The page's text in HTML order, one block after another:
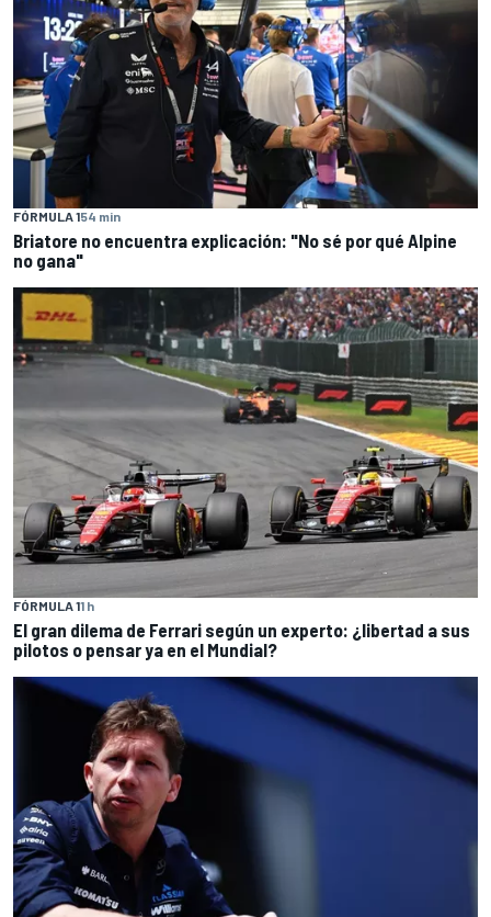
FÓRMULA 154 min
Briatore no encuentra explicación: "No sé por qué Alpine
no gana"
FÓRMULA 11 h
El gran dilema de Ferrari según un experto: ¿libertad a sus
pilotos o pensar ya en el Mundial?